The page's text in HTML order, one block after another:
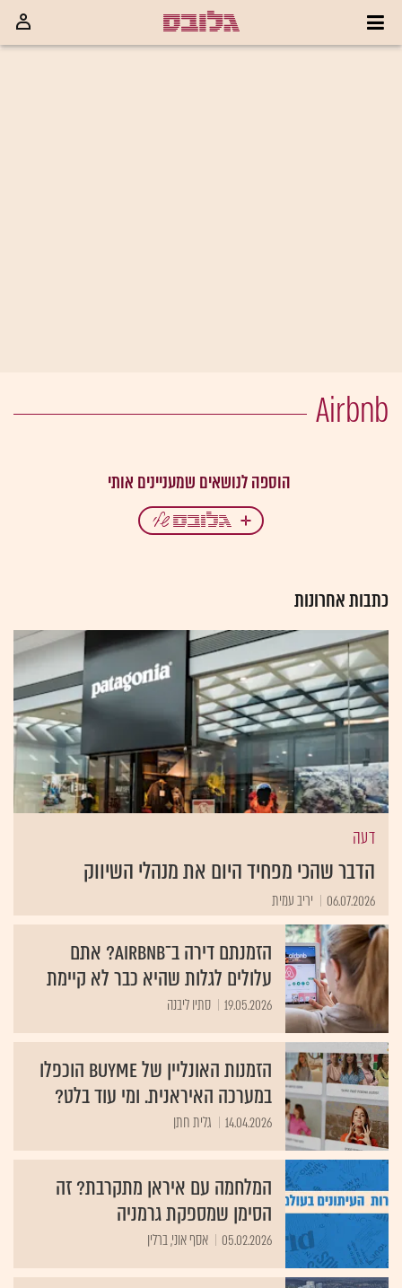
Airbnb
כתבות אחרונות
דעה
הדבר שהכי מפחיד היום את מנהלי השיווק
06.07.2026 יריב עמית
הזמנתם דירה ב־Airbnb? אתם
עלולים לגלות שהיא כבר לא קיימת
19.05.2026 סתיו ליבנה
הזמנות האונליין של BUYME הוכפלו
במערכה האיראנית. ומי עוד בלט?
14.04.2026 גלית חתן
המלחמה עם איראן מתקרבת? זה
הסימן שמספקת גרמניה
05.02.2026 אסף אוני, ברלין